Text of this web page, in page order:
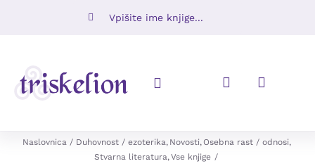
Toggle
Naslovnica Duhovnost / ezoterika Novosti Osebna rast / odnosi
Stvarna literatura Vse knjige